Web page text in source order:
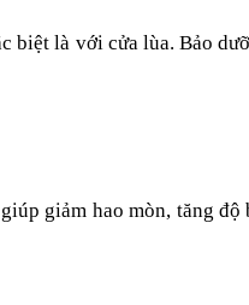
biệt là với cửa lùa. Bảo
giảm hao mòn, tăng độ